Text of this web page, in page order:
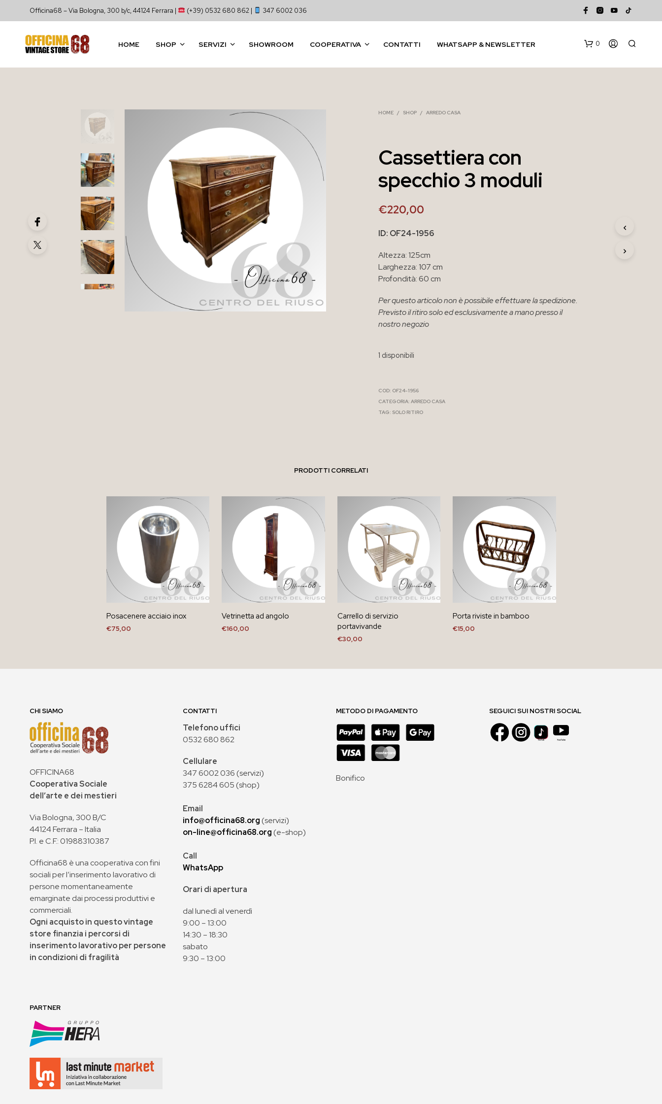
Officina68 – Via Bologna, 300 b/c, 44124 Ferrara | (+39) 0532 680 862 | 347 6002 036
HOME SHOP SERVIZI SHOWROOM COOPERATIVA CONTATTI WHATSAPP & NEWSLETTER 0
HOME / SHOP / ARREDO CASA
Cassettiera con
specchio 3 moduli
€220,00
ID: OF24-1956
Altezza: 125cm
Larghezza: 107 cm
Profondità: 60 cm
Per questo articolo non è possibile effettuare la spedizione.
Previsto il ritiro solo ed esclusivamente a mano presso il
nostro negozio
1 disponibili
COD: OF24-1956
CATEGORIA:ARREDO CASA
TAG: SOLO RITIRO
PRODOTTI CORRELATI
Posacenere acciaio inox
€75,00
Vetrinetta ad angolo
€160,00
Carrello di servizio
portavivande
€30,00
Porta riviste in bamboo
€15,00
CHI SIAMO
OFFICINA68
Cooperativa Sociale
dell’arte e dei mestieri
Via Bologna, 300 B/C
44124 Ferrara – Italia
P.I. e C.F.: 01988310387
Officina68 è una cooperativa con fini
sociali per l’inserimento lavorativo di
persone momentaneamente
emarginate dai processi produttivi e
commerciali.
Ogni acquisto in questo vintage
store finanzia i percorsi di
inserimento lavorativo per persone
in condizioni di fragilità
CONTATTI
Telefono uffici
0532 680 862
Cellulare
347 6002 036 (servizi)
375 6284 605 (shop)
Email
info@officina68.org(servizi)
on-line@officina68.org(e-shop)
Call
WhatsApp
Orari di apertura
dal lunedì al venerdì
9:00 – 13:00
14:30 – 18:30
sabato
9:30 – 13:00
METODO DI PAGAMENTO
Bonifico
SEGUICI SUI NOSTRI SOCIAL
PARTNER